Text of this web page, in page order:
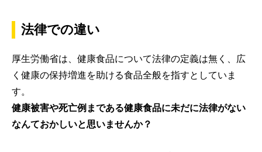
法律での違い
厚生労働省は、健康食品について法律の定義は無く、広
く健康の保持増進を助ける食品全般を指すとしていま
す。
健康被害や死亡例まである健康食品に未だに法律がない
なんておかしいと思いませんか？